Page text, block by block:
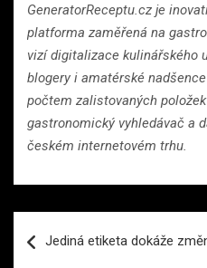
GeneratorReceptu.cz je
platforma zaměřená na
vizí digitalizace kulinářského
blogery i amatérské
počtem zalistovaných
gastronomický vyhledávač a
českém internetovém trhu.
proJediná etiketa dokáže